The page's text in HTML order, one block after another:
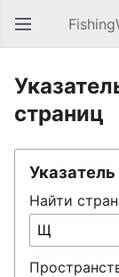
Открыть главное меню
страниц
Найти